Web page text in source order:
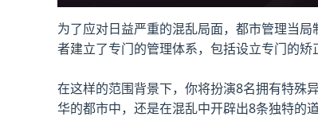
为了应对日益严重的混乱局面，都市管理当
者建立了专门的管理体系，包括设立专门的矫
在这样的范围背景下，你将扮演8名拥有特殊
华的都市中，还是在混乱中开辟出8条独特的